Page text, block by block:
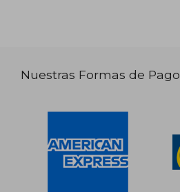
Nuestras Formas de Pago